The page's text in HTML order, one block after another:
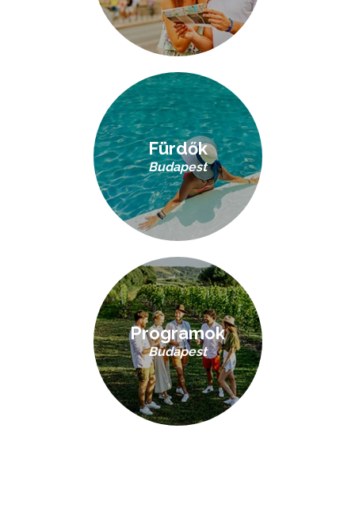
Fürdők
Budapest
Programok
Budapest